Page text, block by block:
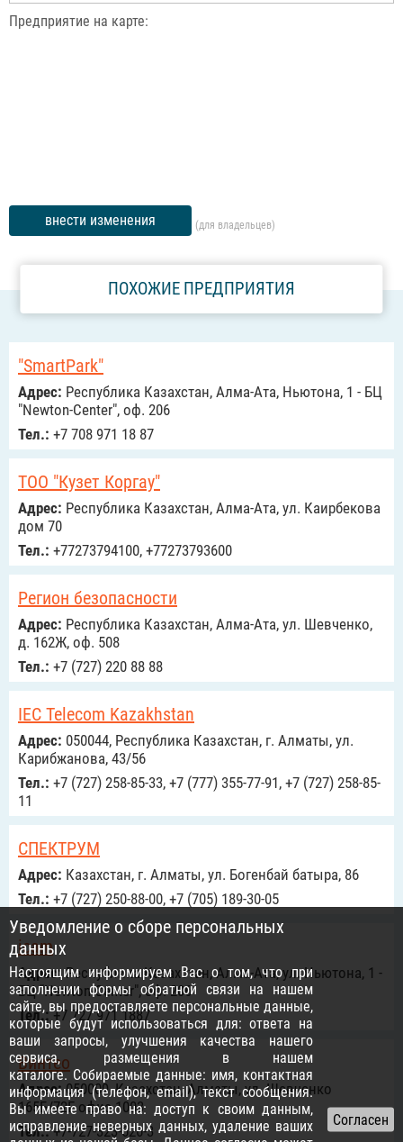
Предприятие на карте:
внести изменения (для владельцев)
ПОХОЖИЕ ПРЕДПРИЯТИЯ
"SmartPark"
Адрес: Республика Казахстан, Алма-Ата, Ньютона, 1 - БЦ
"Newton-Center", оф. 206
Тел.: +7 708 971 18 87
ТОО "Кузет Коргау"
Адрес: Республика Казахстан, Алма-Ата, ул. Каирбекова
дом 70
Тел.: +77273794100, +77273793600
Регион безопасности
Адрес: Республика Казахстан, Алма-Ата, ул. Шевченко,
д. 162Ж, оф. 508
Тел.: +7 (727) 220 88 88
IEC Telecom Kazakhstan
Адрес: 050044, Республика Казахстан, г. Алматы, ул.
Карибжанова, 43/56
Тел.: +7 (727) 258-85-33, +7 (777) 355-77-91, +7 (727) 258-85-
11
СПЕКТРУМ
Адрес: Казахстан, г. Алматы, ул. Богенбай батыра, 86
Тел.: +7 (727) 250-88-00, +7 (705) 189-30-05
icam
Адрес:Республика Казахстан, Алма-Ата, ул. Ньютона, 1 -
БЦ "Newton-Center", оф. 206
Тел.:+7 727 971 1887
Винтео
Адрес:050009, Казахстан, Алматы, ул. Шевченко
165Б/72Г офис 1003
Тел.:+7-727-323-626-3
Уведомление о сборе персональных
данных
Настоящим информируем Вас о том, что при
заполнении формы обратной связи на нашем
сайте, вы предоставляете персональные данные,
которые будут использоваться для: ответа на
ваши запросы, улучшения качества нашего
сервиса, размещения в нашем
каталоге. Собираемые данные: имя, контактная
информация (телефон, email), текст сообщения.
Вы имеете право на: доступ к своим данным,
исправление неверных данных, удаление ваших